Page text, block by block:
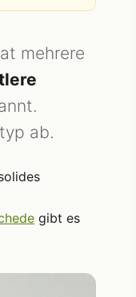
mehrere
ab.
gibt es